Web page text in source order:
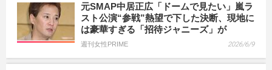
元SMAP中居正広「ドームで見たい」嵐ラ
スト公演“参戦”熱望で下した決断、現地に
は豪華すぎる「招待ジャニーズ」が
週刊女性PRIME 2026/6/9